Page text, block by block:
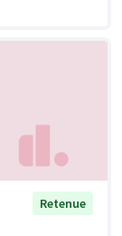
Retenue